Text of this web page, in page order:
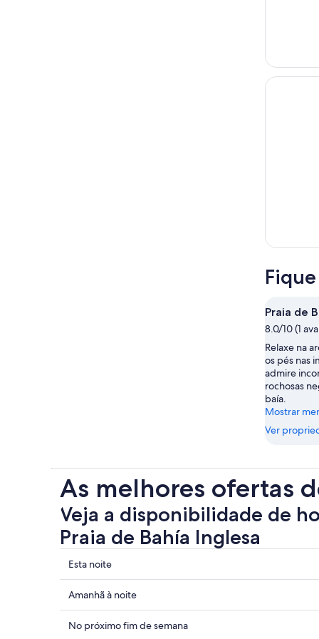
Praia de
8.0/10 (1
Relaxe na
os pés nas
admire
rochosas
baía.
Mostrar
Ver
As melhores ofertas
Veja a disponibilidade de
Praia de Bahía Inglesa
Mostrar
preços
perto
de
Praia
Esta noite
Mostrar
preços
perto
Amanhã à noite
Mostrar
No próximo fim de semana